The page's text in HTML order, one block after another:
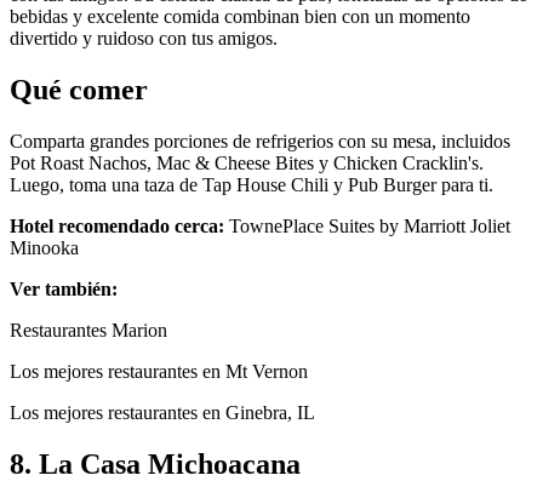
bebidas y excelente comida combinan bien con un momento
divertido y ruidoso con tus amigos.
Qué comer
Comparta grandes porciones de refrigerios con su mesa, incluidos
Pot Roast Nachos, Mac & Cheese Bites y Chicken Cracklin's.
Luego, toma una taza de Tap House Chili y Pub Burger para ti.
Hotel recomendado cerca: TownePlace Suites by Marriott Joliet
Minooka
Ver también:
Restaurantes Marion
Los mejores restaurantes en Mt Vernon
Los mejores restaurantes en Ginebra, IL
8. La Casa Michoacana